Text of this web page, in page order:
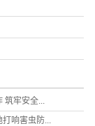
筑牢安全...
打响害虫防...